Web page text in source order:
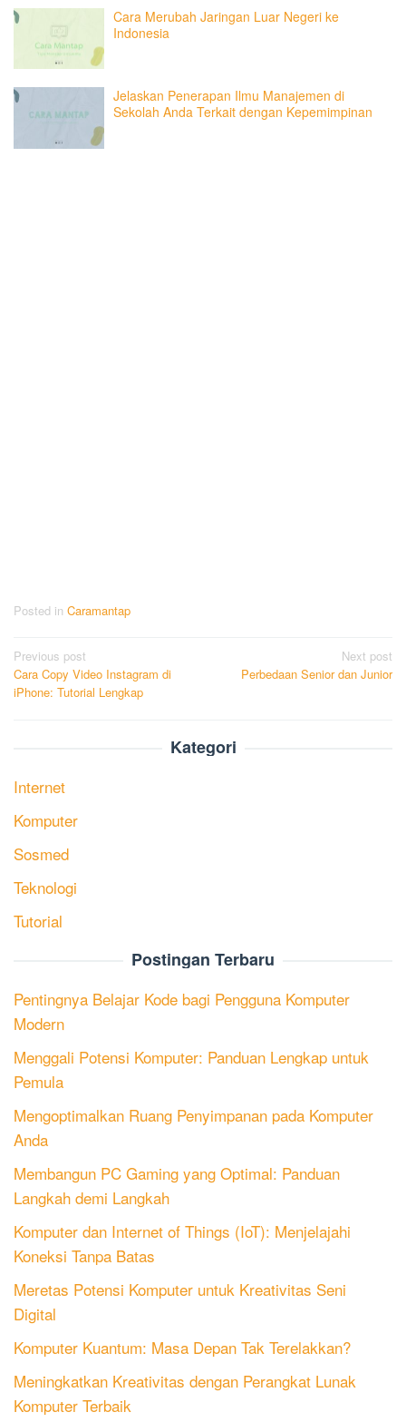
Cara Merubah Jaringan Luar Negeri ke
Indonesia
Jelaskan Penerapan Ilmu Manajemen di
Sekolah Anda Terkait dengan Kepemimpinan
Posted in Caramantap
Post
navigation
Previous post
Cara Copy Video Instagram di
iPhone: Tutorial Lengkap
Next post
Perbedaan Senior dan Junior
Kategori
Internet
Komputer
Sosmed
Teknologi
Tutorial
Postingan Terbaru
Pentingnya Belajar Kode bagi Pengguna Komputer
Modern
Menggali Potensi Komputer: Panduan Lengkap untuk
Pemula
Mengoptimalkan Ruang Penyimpanan pada Komputer
Anda
Membangun PC Gaming yang Optimal: Panduan
Langkah demi Langkah
Komputer dan Internet of Things (IoT): Menjelajahi
Koneksi Tanpa Batas
Meretas Potensi Komputer untuk Kreativitas Seni
Digital
Komputer Kuantum: Masa Depan Tak Terelakkan?
Meningkatkan Kreativitas dengan Perangkat Lunak
Komputer Terbaik